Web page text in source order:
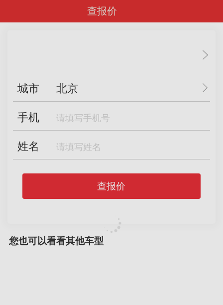
查报价
城市 北京
手机
姓名
查报价
您也可以看看其他车型